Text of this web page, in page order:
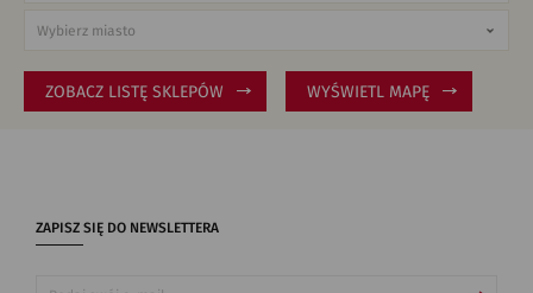
ZOBACZ LISTĘ SKLEPÓW WYŚWIETL MAPĘ
ZAPISZ SIĘ DO NEWSLETTERA